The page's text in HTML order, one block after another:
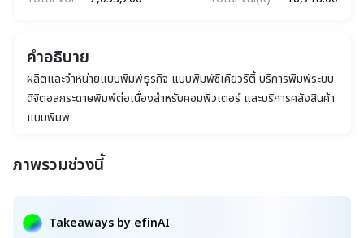
คำอธิบาย
ผลิตและจำหน่ายแบบพิมพ์ธุรกิจ แบบพิมพ์ซิเคียวริตี้ บริการพิมพ์ระบบ
ดิจิตอลกระดาษพิมพ์ต่อเนื่องสำหรับคอมพิวเตอร์ และบริการคลังสินค้า
แบบพิมพ์
ภาพรวมช่วงนี้
Takeaways by efinAI
xxxxxxxxxxxxxxxxxx xxxxxxxxxxxxxxx xxxxx